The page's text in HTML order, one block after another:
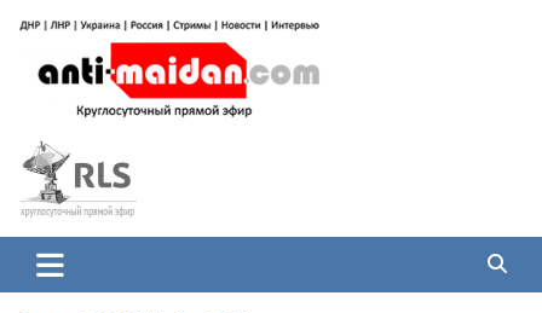
содержимому
Антимайдан: Гражданская война
на Украине
гражданской войне на Украине, включая события в Новороссии, ДНР,
ЛНР и других регионах.